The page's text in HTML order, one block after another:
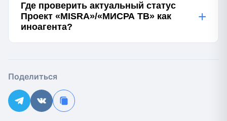
Где проверить актуальный статус
Проект «MISRA»/«МИСРА ТВ» как
иноагента?
+
Поделиться